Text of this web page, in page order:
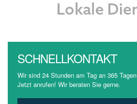
SCHNELLKONTAKT
Wir sind 24 Stunden am Tag an 365
Jetzt anrufen! Wir beraten Sie gerne.